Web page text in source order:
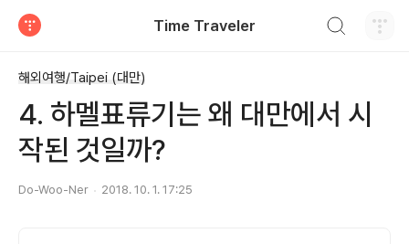
Time Traveler
해외여행/Taipei (대만)
4. 하멜표류기는 왜 대만에서 시
작된 것일까?
Do-Woo-Ner 2018. 10. 1. 17:25